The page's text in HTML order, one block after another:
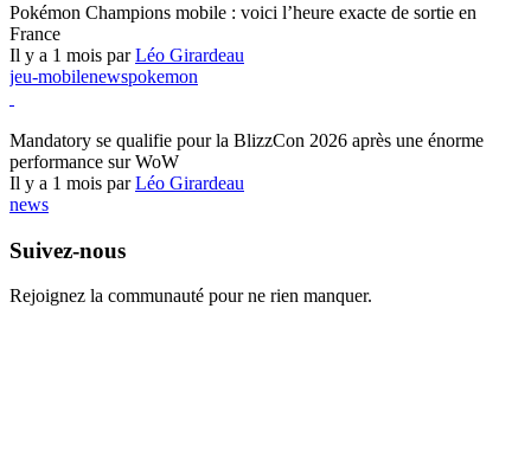
Pokémon Champions mobile : voici l’heure exacte de sortie en
France
Il y a 1 mois parLéo Girardeau
jeu-mobilenewspokemon
Mandatory se qualifie pour la BlizzCon 2026 après une énorme
performance sur WoW
Il y a 1 mois parLéo Girardeau
news
Suivez-nous
Rejoignez la communauté pour ne rien manquer.